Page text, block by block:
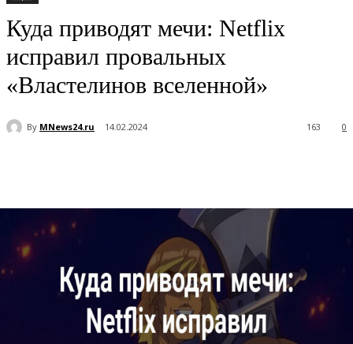
Куда приводят мечи: Netflix
исправил провальных
«Властелинов вселенной»
By MNews24.ru 14.02.2024 0
163